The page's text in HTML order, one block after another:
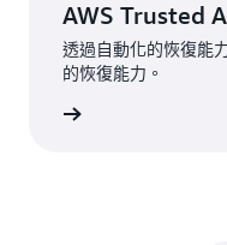
AWS Trusted
透過自動化的恢復能
的恢復能力。